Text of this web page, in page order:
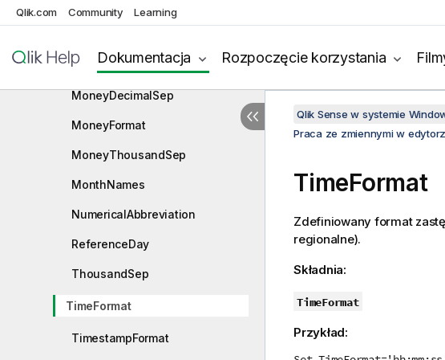
Qlik.com Community Learning
Dokumentacja Rozpoczęcie korzystania
FirstWeekDay
LongMonthNames
MoneyDecimalSep
MoneyFormat
MoneyThousandSep
MonthNames
NumericalAbbreviation
ReferenceDay
ThousandSep
TimeFormat
TimestampFormat
Qlik Sense w systemie
Praca ze zmiennymi w
TimeFormat
Zdefiniowany format
regionalne).
Składnia:
TimeFormat
Przykład: